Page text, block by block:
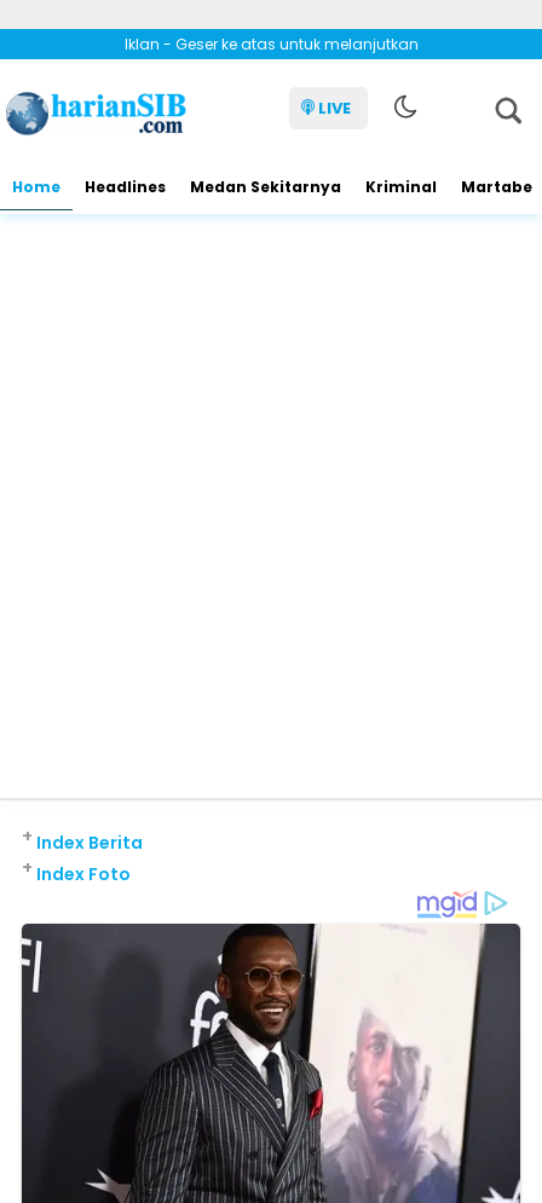
Iklan - Geser ke atas untuk melanjutkan
LIVE
Home Headlines Medan Sekitarnya Kriminal Martabe
Index Berita
+
Index Foto
+